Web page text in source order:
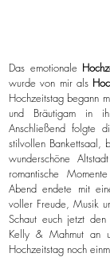
Das emotionale
wurde von mir als
Hochzeitstag begann
und Bräutigam in
Anschließend folgte
stilvollen Bankettsaal,
wunderschöne
romantische
Abend endete mit
voller Freude, Musik
Schaut euch jetzt den
Kelly & Mahmut an
Hochzeitstag noch